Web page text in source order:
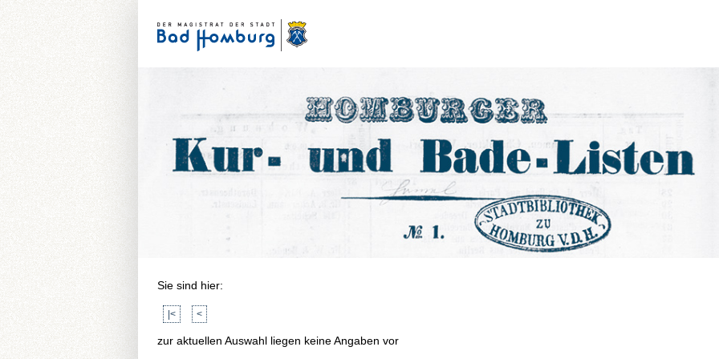
Sie sind hier:
|< <
zur aktuellen Auswahl liegen keine Angaben vor